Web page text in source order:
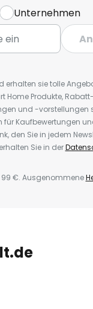
Unternehmen
erhalten sie tolle
Produkte,
und -
Kaufbewertungen
den Sie in jedem
Sie in der
€. Ausgenommene